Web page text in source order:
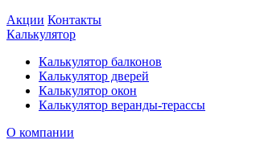
Акции Контакты
Калькулятор
Калькулятор балконов
Калькулятор дверей
Калькулятор окон
Калькулятор веранды-терассы
О компании